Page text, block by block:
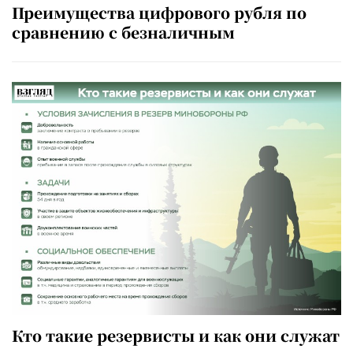
Преимущества цифрового рубля по
сравнению с безналичным
Кто такие резервисты и как они служат